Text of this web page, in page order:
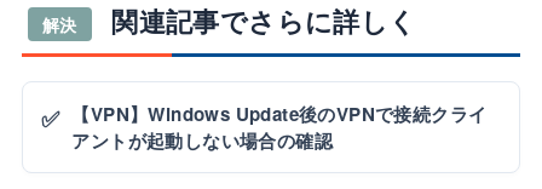
解決 関連記事でさらに詳しく
✅
【VPN】Windows Update後のVPNで接続クライ
アントが起動しない場合の確認